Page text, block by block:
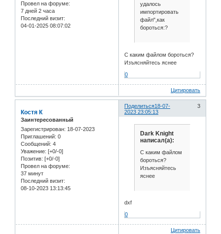
Провел на форуме:
7 дней 2 часа
Последний визит:
04-01-2025 08:07:02
удалось
импортировать
файл",как
бороться:?
С каким файлом бороться?
Изъясняйтесь яснее
0
Цитировать
Поделиться 3
18-07-
2023 23:05:13
Костя К
Заинтересованный
Зарегистрирован: 18-07-2023
Приглашений: 0
Сообщений: 4
Уважение: [+0/-0]
Позитив: [+0/-0]
Провел на форуме:
37 минут
Последний визит:
08-10-2023 13:13:45
Dark Knight
написал(а):
С каким файлом
бороться?
Изъясняйтесь
яснее
dxf
0
Цитировать